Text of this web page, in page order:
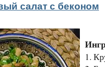
салат с беконом
1.